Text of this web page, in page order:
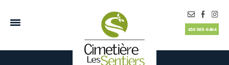
450 565-6464